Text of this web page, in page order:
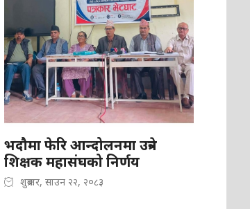
भदौमा फेरि आन्दोलनमा उत्रने
शिक्षक महासंघको निर्णय
शुक्रबार, साउन २२, २०८३